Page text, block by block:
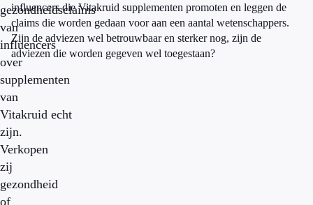
gezondheidsclaims
van
influencers
over
supplementen
van
Vitakruid echt
zijn.
Verkopen
zij
gezondheid
of
influencers die Vitakruid supplementen promoten en leggen de
claims die worden gedaan voor aan een aantal wetenschappers.
Zijn de adviezen wel betrouwbaar en sterker nog, zijn de
adviezen die worden gegeven wel toegestaan?